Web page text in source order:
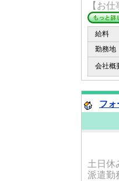
【お
給料
勤務地
会社概
フォ
土日休
派遣勤